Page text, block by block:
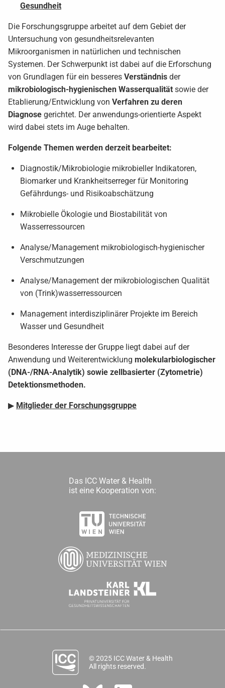
Gesundheit
Die Forschungsgruppe arbeitet auf dem Gebiet der
Untersuchung von gesundheitsrelevanten
Mikroorganismen in natürlichen und technischen
Systemen. Der Schwerpunkt ist dabei auf die Erforschung
von Grundlagen für ein besseres Verständnis der
mikrobiologisch-hygienischen Wasserqualität sowie der
Etablierung/Entwicklung von Verfahren zu deren
Diagnose gerichtet. Der anwendungs-orientierte Aspekt
wird dabei stets im Auge behalten.
Folgende Themen werden derzeit bearbeitet:
Diagnostik/Mikrobiologie mikrobieller Indikatoren,
Biomarker und Krankheitserreger für Monitoring
Gefährdungs- und Risikoabschätzung
Mikrobielle Ökologie und Biostabilität von
Wasserressourcen
Analyse/Management mikrobiologisch-hygienischer
Verschmutzungen
Analyse/Management der mikrobiologischen Qualität
von (Trink)wasserressourcen
Management interdisziplinärer Projekte im Bereich
Wasser und Gesundheit
Besonderes Interesse der Gruppe liegt dabei auf der
Anwendung und Weiterentwicklung molekularbiologischer
(DNA-/RNA-Analytik) sowie zellbasierter (Zytometrie)
Detektionsmethoden.
▶ Mitglieder der Forschungsgruppe
Das ICC Water & Health
ist eine Kooperation von:
© 2025 ICC Water & Health
All rights reserved.